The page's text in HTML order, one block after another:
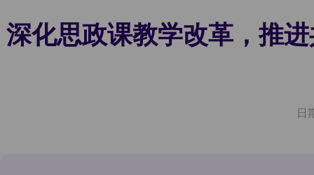
深化思政课教学改革，推
日